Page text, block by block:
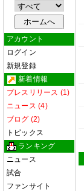
アカウント
ログイン
新規登録
新着情報
プレスリリース (1)
ニュース (4)
ブログ (2)
トピックス
ランキング
ニュース
試合
ファンサイト